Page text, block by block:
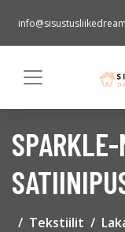
Tekstiilit